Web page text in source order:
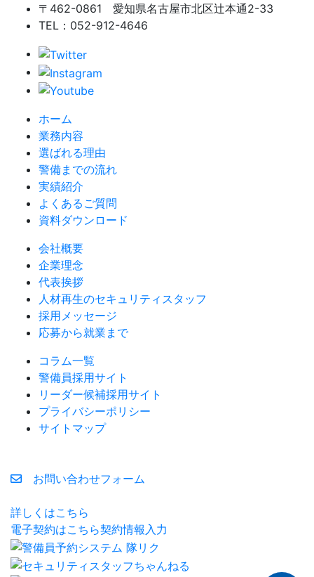
〒462-0861 愛知県名古屋市北区辻本通2-33
TEL：052-912-4646
ホーム
業務内容
選ばれる理由
警備までの流れ
実績紹介
よくあるご質問
資料ダウンロード
会社概要
企業理念
代表挨拶
人材再生のセキュリティスタッフ
採用メッセージ
応募から就業まで
コラム一覧
警備員採用サイト
リーダー候補採用サイト
プライバシーポリシー
サイトマップ
お問い合わせフォーム
詳しくはこちら
電子契約はこちら契約情報入力